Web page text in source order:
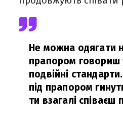
Не можна одягати
прапором говориш
подвійні
під прапором
ти взагалі співаєш